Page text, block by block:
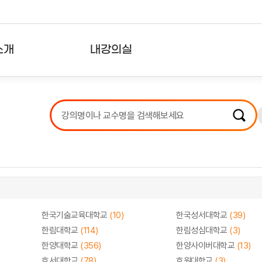
내강의실
강의리스트
수강확인증강의
한국기술교육대학교 (10) 한국성서대학교 (39)
한림대학교 (114) 한림성심대학교 (3)
한양대학교 (356) 한양사이버대학교 (13)